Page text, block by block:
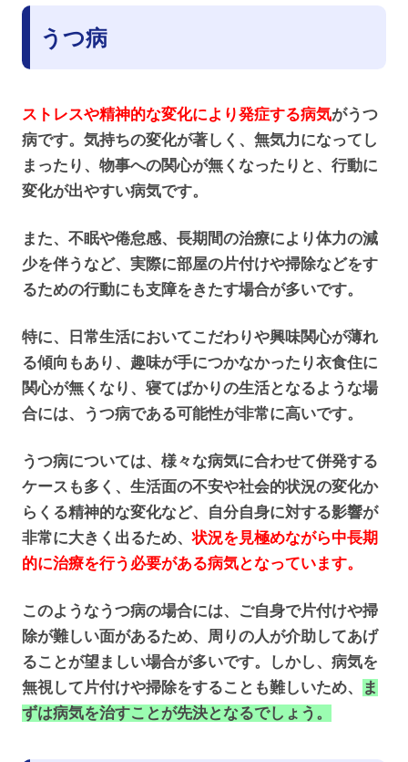
うつ病
ストレスや精神的な変化により発症する病気がうつ
病です。気持ちの変化が著しく、無気力になってし
まったり、物事への関心が無くなったりと、行動に
変化が出やすい病気です。
また、不眠や倦怠感、長期間の治療により体力の減
少を伴うなど、実際に部屋の片付けや掃除などをす
るための行動にも支障をきたす場合が多いです。
特に、日常生活においてこだわりや興味関心が薄れ
る傾向もあり、趣味が手につかなかったり衣食住に
関心が無くなり、寝てばかりの生活となるような場
合には、うつ病である可能性が非常に高いです。
うつ病については、様々な病気に合わせて併発する
ケースも多く、生活面の不安や社会的状況の変化か
らくる精神的な変化など、自分自身に対する影響が
非常に大きく出るため、状況を見極めながら中長期
的に治療を行う必要がある病気となっています。
このようなうつ病の場合には、ご自身で片付けや掃
除が難しい面があるため、周りの人が介助してあげ
ることが望ましい場合が多いです。しかし、病気を
無視して片付けや掃除をすることも難しいため、
ま
ずは病気を治すことが先決となるでしょう。